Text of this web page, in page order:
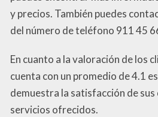
y precios. También puedes
del número de teléfono 911 45
En cuanto a la valoración de los
cuenta con un promedio de 4.1
demuestra la satisfacción de sus
servicios ofrecidos.